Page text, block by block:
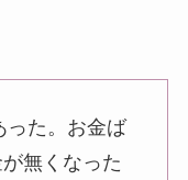
った。お金ば
無くなった